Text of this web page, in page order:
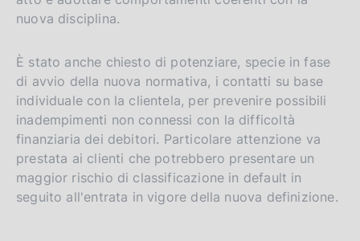
nuova disciplina.
È stato anche chiesto di potenziare, specie in fase
di avvio della nuova normativa, i contatti su base
individuale con la clientela, per prevenire possibili
inadempimenti non connessi con la difficoltà
finanziaria dei debitori. Particolare attenzione va
prestata ai clienti che potrebbero presentare un
maggior rischio di classificazione in default in
seguito all'entrata in vigore della nuova definizione.